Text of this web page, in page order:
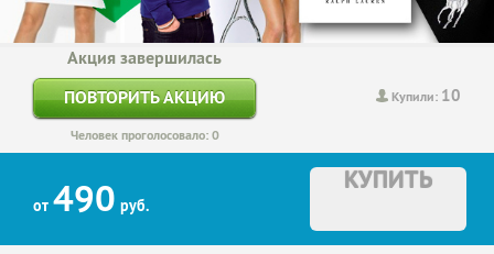
Купили: 10
Акция завершилась
ПОВТОРИТЬ АКЦИЮ
Человек проголосовало: 0
от 490 руб.
КУПИТЬ